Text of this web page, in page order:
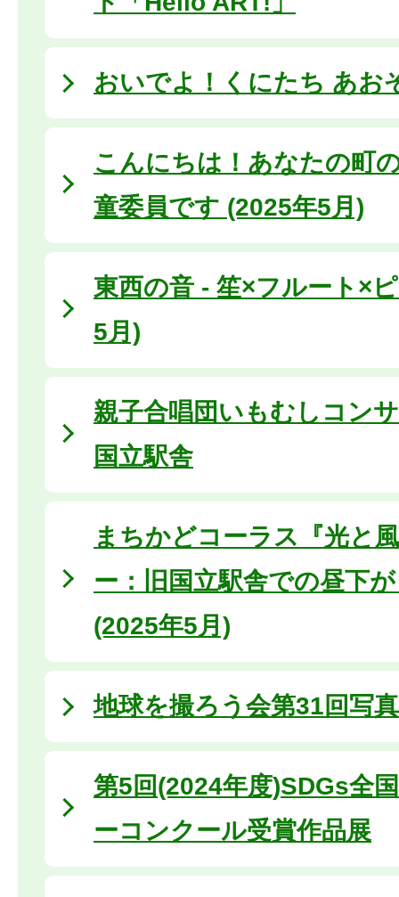
おいでよ！くにたち あお
こんにちは！あなたの町
童委員です (2025年5月)
東西の音 - 笙×フルート×
5月)
親子合唱団いもむしコン
国立駅舎
まちかどコーラス『光と
ー：旧国立駅舎での昼下
(2025年5月)
地球を撮ろう会第31回写
第5回(2024年度)SDGs全
ーコンクール受賞作品展